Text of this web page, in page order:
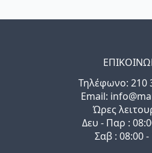
Τηλέφωνo: 210
Email:
Ώρες
Δευ - Παρ :
Σαβ : 08:00 -